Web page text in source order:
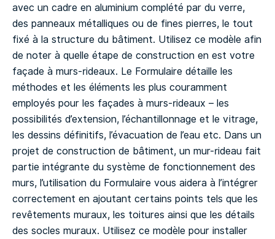
avec un cadre en aluminium complété par du verre,
des panneaux métalliques ou de fines pierres, le tout
fixé à la structure du bâtiment. Utilisez ce modèle afin
de noter à quelle étape de construction en est votre
façade à murs-rideaux. Le Formulaire détaille les
méthodes et les éléments les plus couramment
employés pour les façades à murs-rideaux – les
possibilités d’extension, l’échantillonnage et le vitrage,
les dessins définitifs, l’évacuation de l’eau etc. Dans un
projet de construction de bâtiment, un mur-rideau fait
partie intégrante du système de fonctionnement des
murs, l’utilisation du Formulaire vous aidera à l’intégrer
correctement en ajoutant certains points tels que les
revêtements muraux, les toitures ainsi que les détails
des socles muraux. Utilisez ce modèle pour installer